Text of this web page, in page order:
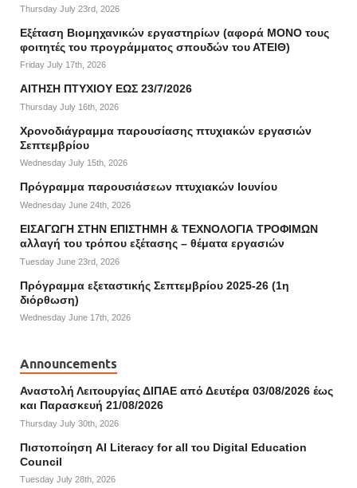
Thursday July 23rd, 2026
Εξέταση Βιομηχανικών εργαστηρίων (αφορά ΜΟΝΟ τους
φοιτητές του προγράμματος σπουδών του ΑΤΕΙΘ)
Friday July 17th, 2026
ΑΙΤΗΣΗ ΠΤΥΧΙΟΥ ΕΩΣ 23/7/2026
Thursday July 16th, 2026
Χρονοδιάγραμμα παρουσίασης πτυχιακών εργασιών
Σεπτεμβρίου
Wednesday July 15th, 2026
Πρόγραμμα παρουσιάσεων πτυχιακών Ιουνίου
Wednesday June 24th, 2026
ΕΙΣΑΓΩΓΗ ΣΤΗΝ ΕΠΙΣΤΗΜΗ & ΤΕΧΝΟΛΟΓΙΑ ΤΡΟΦΙΜΩΝ
αλλαγή του τρόπου εξέτασης – θέματα εργασιών
Tuesday June 23rd, 2026
Πρόγραμμα εξεταστικής Σεπτεμβρίου 2025-26 (1η
διόρθωση)
Wednesday June 17th, 2026
Announcements
Αναστολή Λειτουργίας ΔΙΠΑΕ από Δευτέρα 03/08/2026 έως
και Παρασκευή 21/08/2026
Thursday July 30th, 2026
Πιστοποίηση AI Literacy for all του Digital Education
Council
Tuesday July 28th, 2026